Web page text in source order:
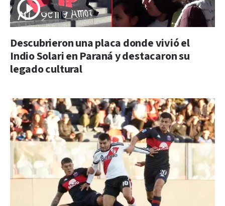
Descubrieron una placa donde vivió el
Indio Solari en Paraná y destacaron su
legado cultural